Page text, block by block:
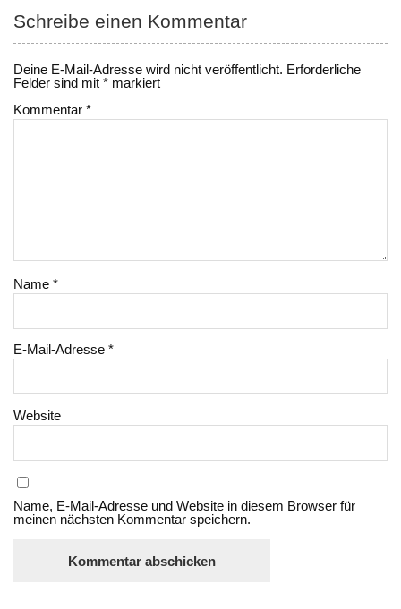
Schreibe einen Kommentar
Deine E-Mail-Adresse wird nicht veröffentlicht. Erforderliche
Felder sind mit* markiert
Kommentar*
Name*
E-Mail-Adresse*
Website
Name, E-Mail-Adresse und Website in diesem Browser für
meinen nächsten Kommentar speichern.